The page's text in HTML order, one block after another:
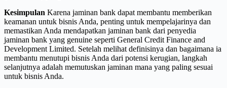
Kesimpulan Karena jaminan bank dapat membantu memberikan
keamanan untuk bisnis Anda, penting untuk mempelajarinya dan
memastikan Anda mendapatkan jaminan bank dari penyedia
jaminan bank yang genuine seperti General Credit Finance and
Development Limited. Setelah melihat definisinya dan bagaimana ia
membantu menutupi bisnis Anda dari potensi kerugian, langkah
selanjutnya adalah memutuskan jaminan mana yang paling sesuai
untuk bisnis Anda.